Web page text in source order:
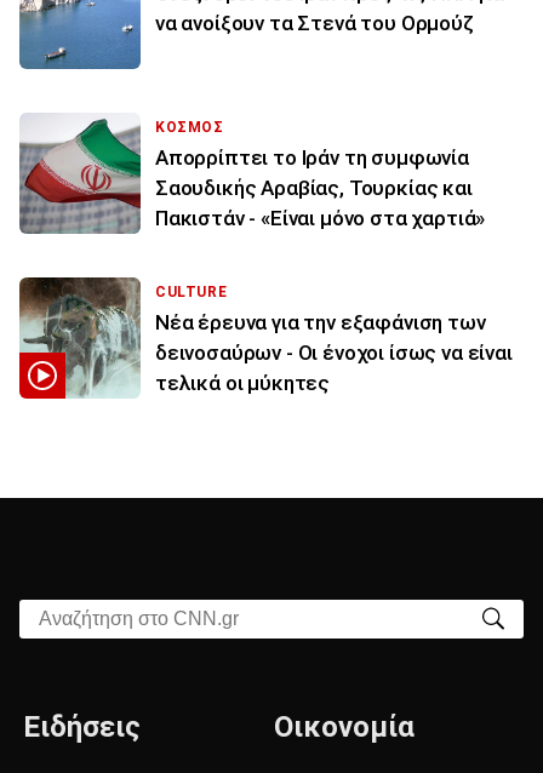
να ανοίξουν τα Στενά του Ορμούζ
ΚΟΣΜΟΣ
Απορρίπτει το Ιράν τη συμφωνία
Σαουδικής Αραβίας, Τουρκίας και
Πακιστάν - «Είναι μόνο στα χαρτιά»
CULTURE
Νέα έρευνα για την εξαφάνιση των
δεινοσαύρων - Οι ένοχοι ίσως να είναι
τελικά οι μύκητες
Αναζήτηση στο CNN.gr
Ειδήσεις Οικονομία